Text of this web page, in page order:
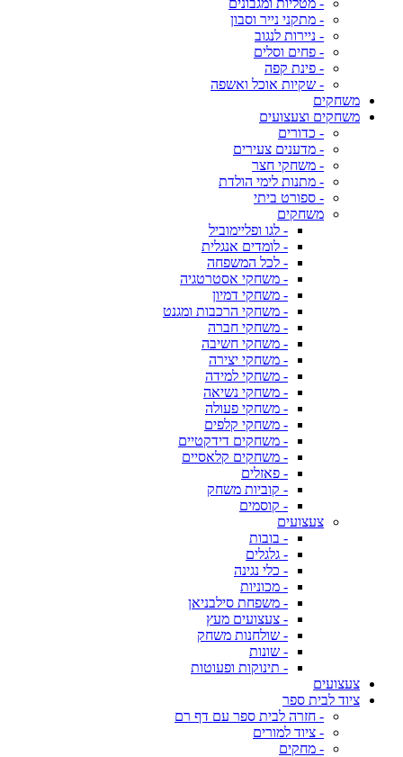
- מטליות ומגבונים
- מתקני נייר וסבון
- ניירות לנגוב
- פחים וסלים
- פינת קפה
- שקיות אוכל ואשפה
משחקים
משחקים וצעצועים
- כדורים
- מדענים צעירים
- משחקי חצר
- מתנות לימי הולדת
- ספורט ביתי
משחקים
- לגו ופליימוביל
- לומדים אנגלית
- לכל המשפחה
- משחקי אסטרטגיה
- משחקי דמיון
- משחקי הרכבות ומגנט
- משחקי חברה
- משחקי חשיבה
- משחקי יצירה
- משחקי למידה
- משחקי נשיאה
- משחקי פעולה
- משחקי קלפים
- משחקים דידקטיים
- משחקים קלאסיים
- פאזלים
- קוביות משחק
- קוסמים
צעצועים
- בובות
- גלגלים
- כלי נגינה
- מכוניות
- משפחת סילבניאן
- צעצועים מעץ
- שולחנות משחק
- שונות
- תינוקות ופעוטות
צעצועים
ציוד לבית ספר
- חזרה לבית ספר עם דף רם
- ציוד למורים
- מחקים